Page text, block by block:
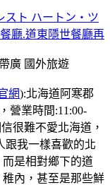
スト ハートン・ツ
廳.道東隱世餐廳再
廣 國外旅遊
網):北海道阿寒郡
營業時間:11:00-
很難不愛北海道，
跟我一樣喜歡的北
是相對鄉下的道
內，甚至是那些鮮